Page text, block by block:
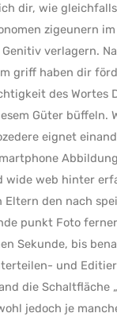
dir, wie
zigeunern
verlagern.
griff haben dir
des Wortes
Güter büffeln.
eignet
wide web hinter
Eltern den nach
punkt Foto
Sekunde, bis
und
die Schaltfläche
jedoch je